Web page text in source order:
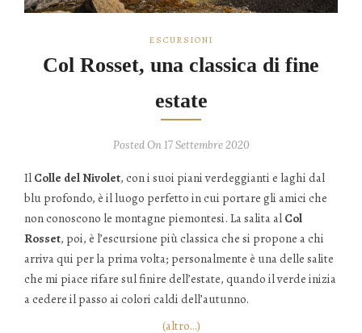
ESCURSIONI
Col Rosset, una classica di fine
estate
Posted On 17 Settembre 2020
Il Colle del Nivolet, con i suoi piani verdeggianti e laghi dal
blu profondo, è il luogo perfetto in cui portare gli amici che
non conoscono le montagne piemontesi. La salita al Col
Rosset, poi, è l’escursione più classica che si propone a chi
arriva qui per la prima volta; personalmente è una delle salite
che mi piace rifare sul finire dell’estate, quando il verde inizia
a cedere il passo ai colori caldi dell’autunno.
(altro…)